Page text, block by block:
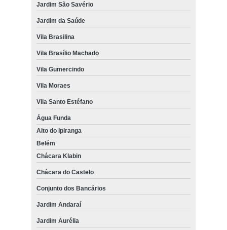
Jardim São Savério
Jardim da Saúde
Vila Brasilina
Vila Brasílio Machado
Vila Gumercindo
Vila Moraes
Vila Santo Estéfano
Água Funda
Alto do Ipiranga
Belém
Chácara Klabin
Chácara do Castelo
Conjunto dos Bancários
Jardim Andaraí
Jardim Aurélia